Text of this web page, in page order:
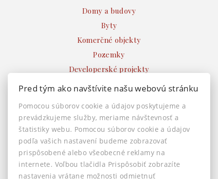
Domy a budovy
Byty
Komerčné objekty
Pozemky
Developerské projekty
Ostatné
INFO
Makléri
Napíšte nám
Kontakt
Nastavenie cookies
Pred tým ako navštívite našu webovú stránku
Pomocou súborov cookie a údajov poskytujeme a
prevádzkujeme služby, meriame návštevnosť a
štatistiky webu. Pomocou súborov cookie a údajov
podľa vašich nastavení budeme zobrazovať
prispôsobené alebo všeobecné reklamy na
internete. Voľbou tlačidla Prispôsobiť zobrazíte
nastavenia vrátane možnosti odmietnuť